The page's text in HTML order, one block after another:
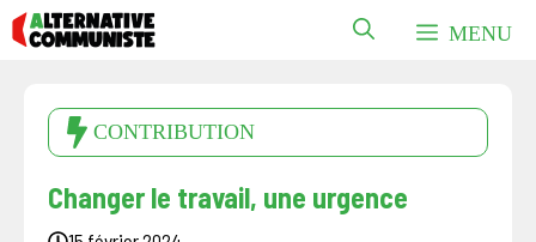
Aller
au
MENU
CONTRIBUTION
Changer le travail, une urgence